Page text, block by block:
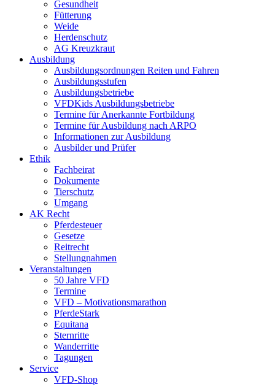
Gesundheit
Fütterung
Weide
Herdenschutz
AG Kreuzkraut
Ausbildung
Ausbildungsordnungen Reiten und Fahren
Ausbildungsstufen
Ausbildungsbetriebe
VFDKids Ausbildungsbetriebe
Termine für Anerkannte Fortbildung
Termine für Ausbildung nach ARPO
Informationen zur Ausbildung
Ausbilder und Prüfer
Ethik
Fachbeirat
Dokumente
Tierschutz
Umgang
AK Recht
Pferdesteuer
Gesetze
Reitrecht
Stellungnahmen
Veranstaltungen
50 Jahre VFD
Termine
VFD – Motivationsmarathon
PferdeStark
Equitana
Sternritte
Wanderritte
Tagungen
Service
VFD-Shop